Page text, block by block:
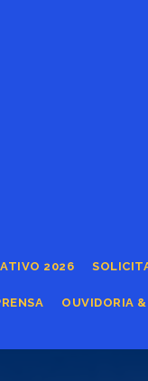
2026
OUVIDORIA